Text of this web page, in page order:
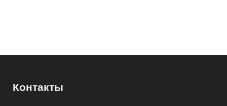
Контакты